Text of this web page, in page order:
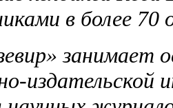
в более 70
занимает
издательской